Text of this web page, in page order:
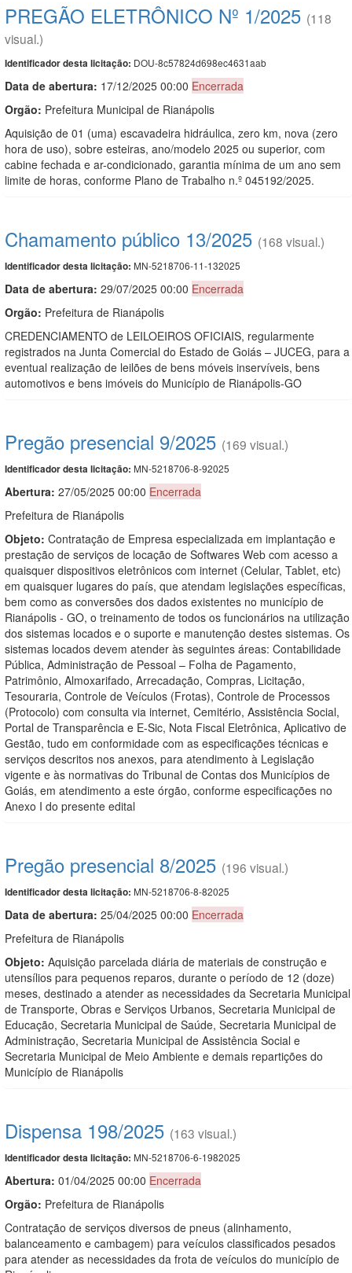
PREGÃO ELETRÔNICO Nº 1/2025 (118
visual.)
Identificador desta licitação: DOU-8c57824d698ec4631aab
Data de abertura: 17/12/2025 00:00 Encerrada
Orgão: Prefeitura Municipal de Rianápolis
Aquisição de 01 (uma) escavadeira hidráulica, zero km, nova (zero
hora de uso), sobre esteiras, ano/modelo 2025 ou superior, com
cabine fechada e ar-condicionado, garantia mínima de um ano sem
limite de horas, conforme Plano de Trabalho n.º 045192/2025.
Chamamento público 13/2025 (168 visual.)
Identificador desta licitação: MN-5218706-11-132025
Data de abertura: 29/07/2025 00:00 Encerrada
Orgão: Prefeitura de Rianápolis
CREDENCIAMENTO de LEILOEIROS OFICIAIS, regularmente
registrados na Junta Comercial do Estado de Goiás – JUCEG, para a
eventual realização de leilões de bens móveis inservíveis, bens
automotivos e bens imóveis do Município de Rianápolis-GO
Pregão presencial 9/2025 (169 visual.)
Identificador desta licitação: MN-5218706-8-92025
Abertura: 27/05/2025 00:00 Encerrada
Prefeitura de Rianápolis
Objeto: Contratação de Empresa especializada em implantação e
prestação de serviços de locação de Softwares Web com acesso a
quaisquer dispositivos eletrônicos com internet (Celular, Tablet, etc)
em quaisquer lugares do país, que atendam legislações específicas,
bem como as conversões dos dados existentes no município de
Rianápolis - GO, o treinamento de todos os funcionários na utilização
dos sistemas locados e o suporte e manutenção destes sistemas. Os
sistemas locados devem atender às seguintes áreas: Contabilidade
Pública, Administração de Pessoal – Folha de Pagamento,
Patrimônio, Almoxarifado, Arrecadação, Compras, Licitação,
Tesouraria, Controle de Veículos (Frotas), Controle de Processos
(Protocolo) com consulta via internet, Cemitério, Assistência Social,
Portal de Transparência e E-Sic, Nota Fiscal Eletrônica, Aplicativo de
Gestão, tudo em conformidade com as especificações técnicas e
serviços descritos nos anexos, para atendimento à Legislação
vigente e às normativas do Tribunal de Contas dos Municípios de
Goiás, em atendimento a este órgão, conforme especificações no
Anexo I do presente edital
Pregão presencial 8/2025 (196 visual.)
Identificador desta licitação: MN-5218706-8-82025
Data de abertura: 25/04/2025 00:00 Encerrada
Prefeitura de Rianápolis
Objeto: Aquisição parcelada diária de materiais de construção e
utensílios para pequenos reparos, durante o período de 12 (doze)
meses, destinado a atender as necessidades da Secretaria Municipal
de Transporte, Obras e Serviços Urbanos, Secretaria Municipal de
Educação, Secretaria Municipal de Saúde, Secretaria Municipal de
Administração, Secretaria Municipal de Assistência Social e
Secretaria Municipal de Meio Ambiente e demais repartições do
Município de Rianápolis
Dispensa 198/2025 (163 visual.)
Identificador desta licitação: MN-5218706-6-1982025
Abertura: 01/04/2025 00:00 Encerrada
Orgão: Prefeitura de Rianápolis
Contratação de serviços diversos de pneus (alinhamento,
balanceamento e cambagem) para veículos classificados pesados
para atender as necessidades da frota de veículos do município de